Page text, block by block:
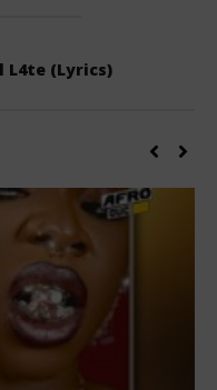
L4te (Lyrics)